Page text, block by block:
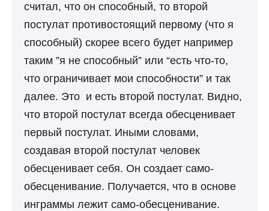
считал, что он способный, то второй
постулат противостоящий первому (что я
способный) скорее всего будет например
таким ”я не способный” или “есть что-то,
что ограничивает мои способности” и так
далее. Это и есть второй постулат. Видно,
что второй постулат всегда обесценивает
первый постулат. Иными словами,
создавая второй постулат человек
обесценивает себя. Он создает само-
обесценивание. Получается, что в основе
инграммы лежит само-обесценивание.